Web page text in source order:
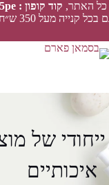
קוד קופון : cl5pe
קנייה מעל 350 ש״ח!
של
איכותיים